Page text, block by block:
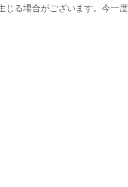
じる場合がございます。今一度